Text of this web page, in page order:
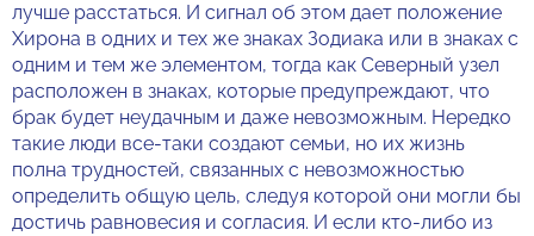
лучше расстаться. И сигнал об этом дает положение
Хирона в одних и тех же знаках Зодиака или в знаках с
одним и тем же элементом, тогда как Северный узел
расположен в знаках, которые предупреждают, что
брак будет неудачным и даже невозможным. Нередко
такие люди все-таки создают семьи, но их жизнь
полна трудностей, связанных с невозможностью
определить общую цель, следуя которой они могли бы
достичь равновесия и согласия. И если кто-либо из